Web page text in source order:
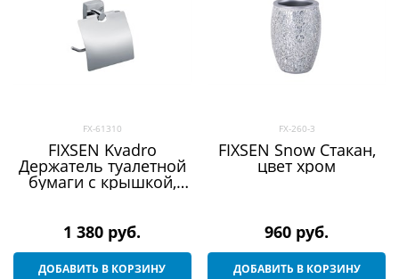
FX-61310
FIXSEN Kvadro
Держатель туалетной
бумаги с крышкой,
1 380 руб.
ДОБАВИТЬ В КОРЗИНУ
FX-260-3
FIXSEN Snow Стакан,
цвет хром
960 руб.
ДОБАВИТЬ В КОРЗИНУ